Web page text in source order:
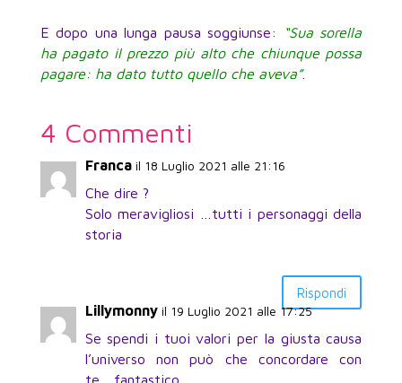
E dopo una lunga pausa soggiunse:
“Sua sorella
ha pagato il prezzo più alto che chiunque possa
pagare: ha dato tutto quello che aveva”.
4 Commenti
Franca il 18 Luglio 2021 alle 21:16
Che dire ?
Solo meravigliosi …tutti i personaggi della
storia
Rispondi
Lillymonny il 19 Luglio 2021 alle 17:25
Se spendi i tuoi valori per la giusta causa
l’universo non può che concordare con
te….fantastico